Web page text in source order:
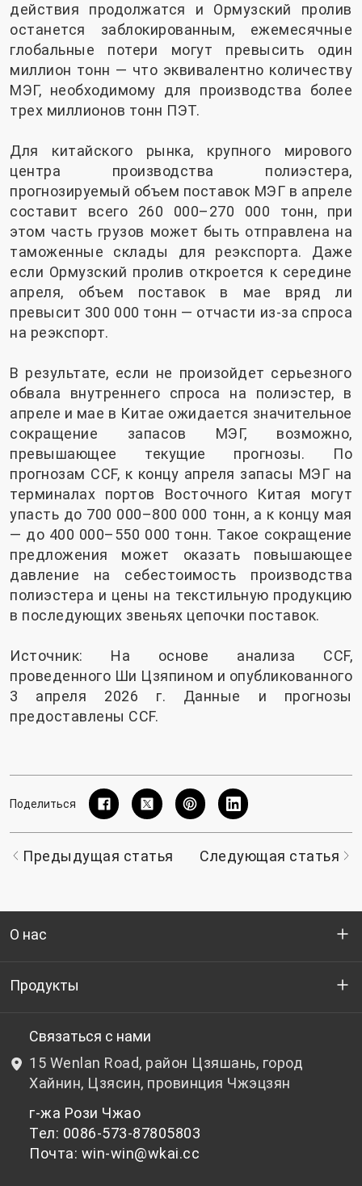
действия продолжатся и Ормузский пролив
останется заблокированным, ежемесячные
глобальные потери могут превысить один
миллион тонн — что эквивалентно количеству
МЭГ, необходимому для производства более
трех миллионов тонн ПЭТ.
Для китайского рынка, крупного мирового
центра производства полиэстера,
прогнозируемый объем поставок МЭГ в апреле
составит всего 260 000–270 000 тонн, при
этом часть грузов может быть отправлена ​​на
таможенные склады для реэкспорта. Даже
если Ормузский пролив откроется к середине
апреля, объем поставок в мае вряд ли
превысит 300 000 тонн — отчасти из-за спроса
на реэкспорт.
В результате, если не произойдет серьезного
обвала внутреннего спроса на полиэстер, в
апреле и мае в Китае ожидается значительное
сокращение запасов МЭГ, возможно,
превышающее текущие прогнозы. По
прогнозам CCF, к концу апреля запасы МЭГ на
терминалах портов Восточного Китая могут
упасть до 700 000–800 000 тонн, а к концу мая
— до 400 000–550 000 тонн. Такое сокращение
предложения может оказать повышающее
давление на себестоимость производства
полиэстера и цены на текстильную продукцию
в последующих звеньях цепочки поставок.
Источник: На основе анализа CCF,
проведенного Ши Цзяпином и опубликованного
3 апреля 2026 г. Данные и прогнозы
предоставлены CCF.
Поделиться
Предыдущая статья Следующая статья
О нас
Кто мы
НИОКР
Новости и события
политика конфиденциальности
Продукты
Бутылочный ПЭТ-гранулят
Небутылочный ПЭТ-гранулят
Связаться с нами
15 Wenlan Road, район Цзяшань, город
Хайнин, Цзясин, провинция Чжэцзян
г-жа Рози Чжао
Тел: 0086-573-87805803
Почта: win-win@wkai.cc